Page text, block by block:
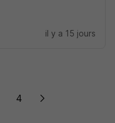
il y a 15 jours
4